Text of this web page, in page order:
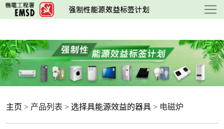
跳
至
要
内
容
主页 > 产品列表 > 选择具能源效益的器具 > 电磁炉